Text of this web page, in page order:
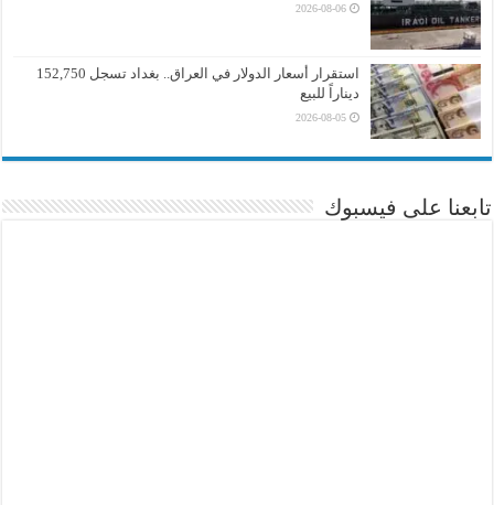
2026-08-06
استقرار أسعار الدولار في العراق.. بغداد تسجل 152,750
ديناراً للبيع
2026-08-05
تابعنا على فيسبوك